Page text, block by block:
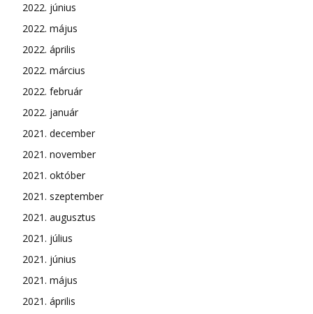
2022. június
2022. május
2022. április
2022. március
2022. február
2022. január
2021. december
2021. november
2021. október
2021. szeptember
2021. augusztus
2021. július
2021. június
2021. május
2021. április